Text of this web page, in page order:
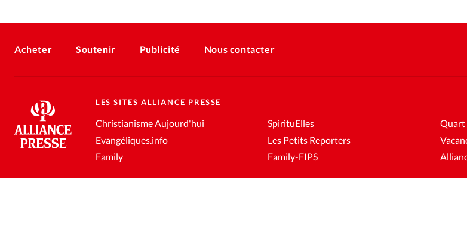
Acheter Soutenir Publicité Nous contacter
LES SITES ALLIANCE PRESSE
Christianisme Aujourd'hui
Evangéliques.info
Family
SpirituElles
Les Petits Reporters
Family-FIPS
Quart